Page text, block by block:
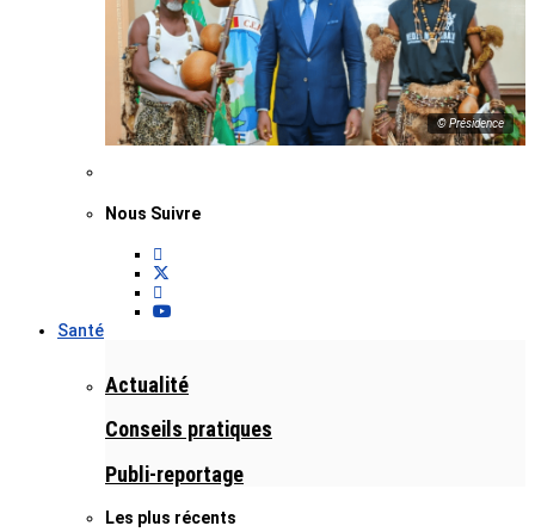
© Présidence
Nous Suivre
Santé
Actualité
Conseils pratiques
Publi-reportage
Les plus récents